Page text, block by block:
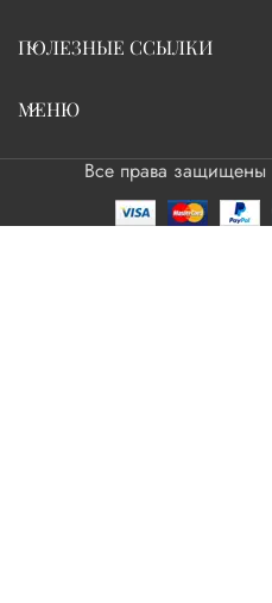
ПОЛЕЗНЫЕ ССЫЛКИ
МЕНЮ
Все права защищены